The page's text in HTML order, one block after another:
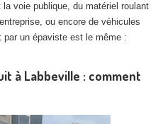
voie publique, du matériel roulant
ou encore de véhicules
par un épaviste est le même :
à Labbeville : comment